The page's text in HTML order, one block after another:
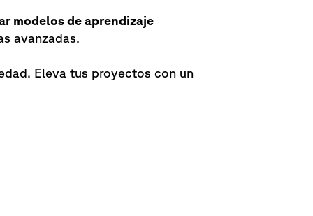
modelos de aprendizaje
avanzadas.
Eleva tus proyectos con un